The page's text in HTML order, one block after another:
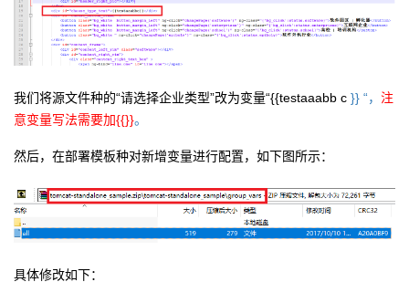
我们将源文件种的“请选择企业类型”改为变量“{{testaaabb c }} “， 注
意变量写法需要加{{}}。
然后，在部署模板种对新增变量进行配置，如下图所示：
具体修改如下：